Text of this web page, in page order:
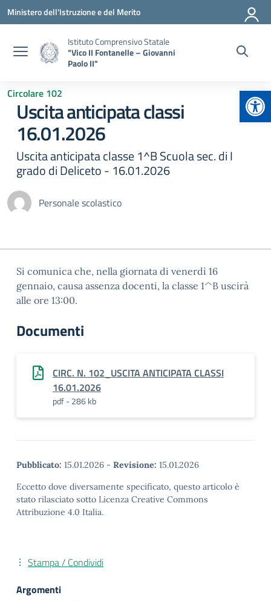
Vai ai contenuti
Vai al menu di navigazione
Vai al footer
Ministero dell'Istruzione e del Merito
Istituto Comprensivo Statale
"Vico II Fontanelle – Giovanni
Paolo II"
Circolare 102
Uscita anticipata classi
16.01.2026
Uscita anticipata classe 1^B Scuola sec. di I
grado di Deliceto - 16.01.2026
Personale scolastico
Si comunica che, nella giornata di venerdì 16
gennaio, causa assenza docenti, la classe 1^B uscirà
alle ore 13:00.
Documenti
CIRC. N. 102_USCITA ANTICIPATA CLASSI
16.01.2026
pdf - 286 kb
Pubblicato: 15.01.2026 - Revisione: 15.01.2026
Eccetto dove diversamente specificato, questo articolo è
stato rilasciato sotto Licenza Creative Commons
Attribuzione 4.0 Italia.
Stampa / Condividi
Argomenti